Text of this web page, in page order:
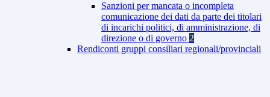
Sanzioni per mancata o incompleta
comunicazione dei dati da parte dei titolari
di incarichi politici, di amministrazione, di
direzione o di governo 2
Rendiconti gruppi consiliari regionali/provinciali